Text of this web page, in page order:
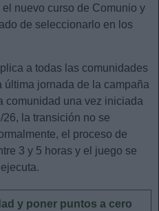
nuevo curso de Comunio y
de seleccionarlo en los
a todas las comunidades
última jornada de la campaña
comunidad una vez iniciada
la transición no se
el proceso de
3 y 5 horas y el juego se
y poner puntos a cero